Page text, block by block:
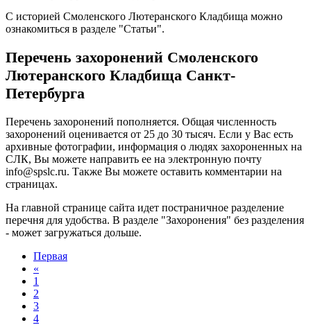
С историей Смоленского Лютеранского Кладбища можно
ознакомиться в разделе "Статьи".
Перечень захоронений Смоленского
Лютеранского Кладбища Санкт-
Петербурга
Перечень захоронений пополняется. Общая численность
захоронений оценивается от 25 до 30 тысяч. Если у Вас есть
архивные фотографии, информация о людях захороненных на
СЛК, Вы можете направить ее на электронную почту
info@spslc.ru. Также Вы можете оставить комментарии на
страницах.
На главной странице сайта идет постраничное разделение
перечня для удобства. В разделе "Захоронения" без разделения
- может загружаться дольше.
Первая
«
1
2
3
4